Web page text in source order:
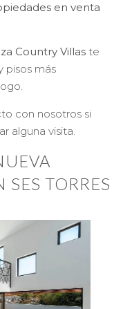
en venta
Country Villas te
pisos más
con nosotros si
alguna visita.
TORRES